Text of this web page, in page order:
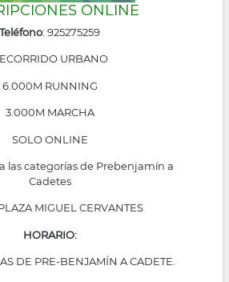
ONLINE
Teléfono: 925275259
URBANO
6.000M RUNNING
3.000M MARCHA
SOLO ONLINE
las categorías de Prebenjamín a
Cadetes
MIGUEL CERVANTES
HORARIO:
DE PRE-BENJAMÍN A CADETE.